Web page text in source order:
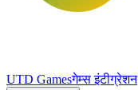
UTD Gamesगेम्स इंटीग्रेशन